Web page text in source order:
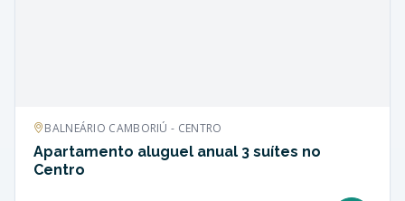
BALNEÁRIO CAMBORIÚ - CENTRO
Apartamento aluguel anual 3 suítes no
Centro